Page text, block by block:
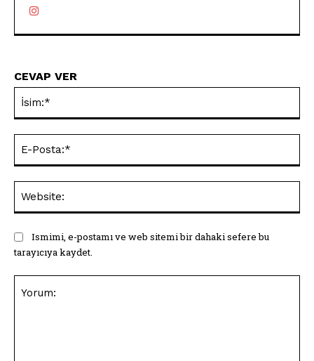
CEVAP VER
Ismimi, e-postamı ve web sitemi bir dahaki sefere bu
tarayıcıya kaydet.